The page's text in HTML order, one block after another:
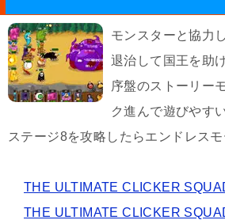
モンスターと協力
退治して国王を助
序盤のストーリー
ク進んで遊びやす
ステージ8を攻略したらエンドレスモ
THE ULTIMATE CLICKER
THE ULTIMATE CLICKER